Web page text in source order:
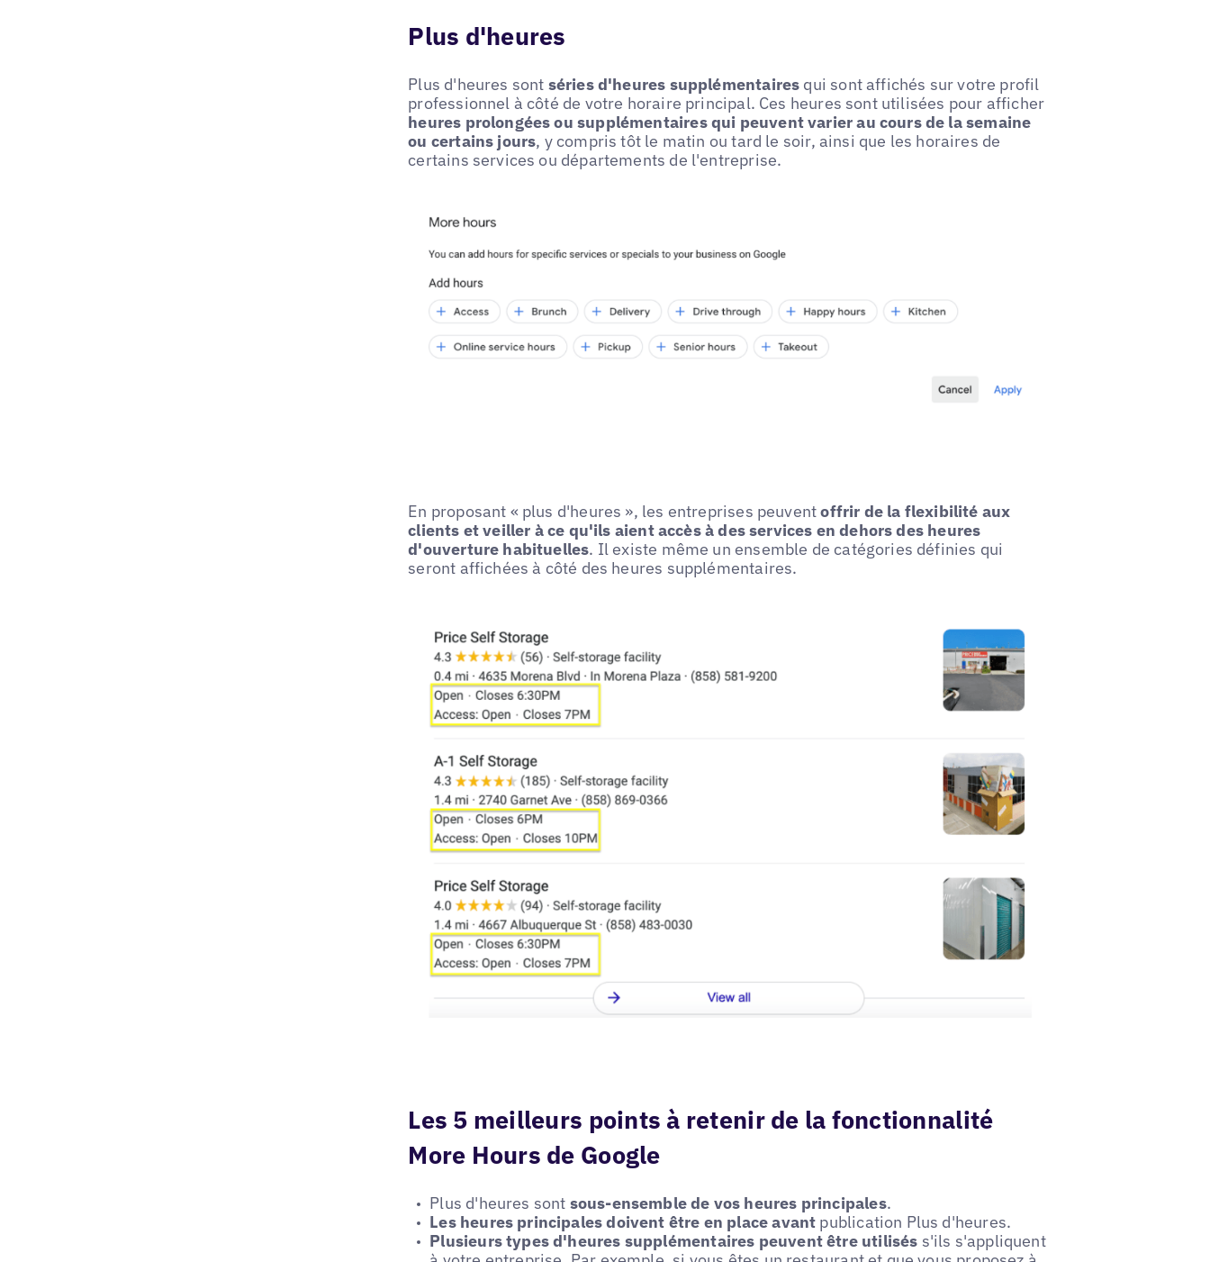
Plus d'heures
Plus d'heures sont séries d'heures supplémentaires qui sont affichés sur votre profil
professionnel à côté de votre horaire principal. Ces heures sont utilisées pour afficher
heures prolongées ou supplémentaires qui peuvent varier au cours de la semaine
ou certains jours, y compris tôt le matin ou tard le soir, ainsi que les horaires de
certains services ou départements de l'entreprise.
En proposant « plus d'heures », les entreprises peuventoffrir de la flexibilité aux
clients et veiller à ce qu'ils aient accès à des services en dehors des heures
d'ouverture habituelles. Il existe même un ensemble de catégories définies qui
seront affichées à côté des heures supplémentaires.
Les 5 meilleurs points à retenir de la fonctionnalité
More Hours de Google
Plus d'heures sont sous-ensemble de vos heures principales.
Les heures principales doivent être en place avant publication Plus d'heures.
Plusieurs types d'heures supplémentaires peuvent être utilisés s'ils s'appliquent